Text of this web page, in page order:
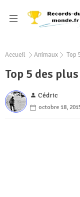
Accueil Animaux Top
Top 5 des
Cédric
octobre 18,